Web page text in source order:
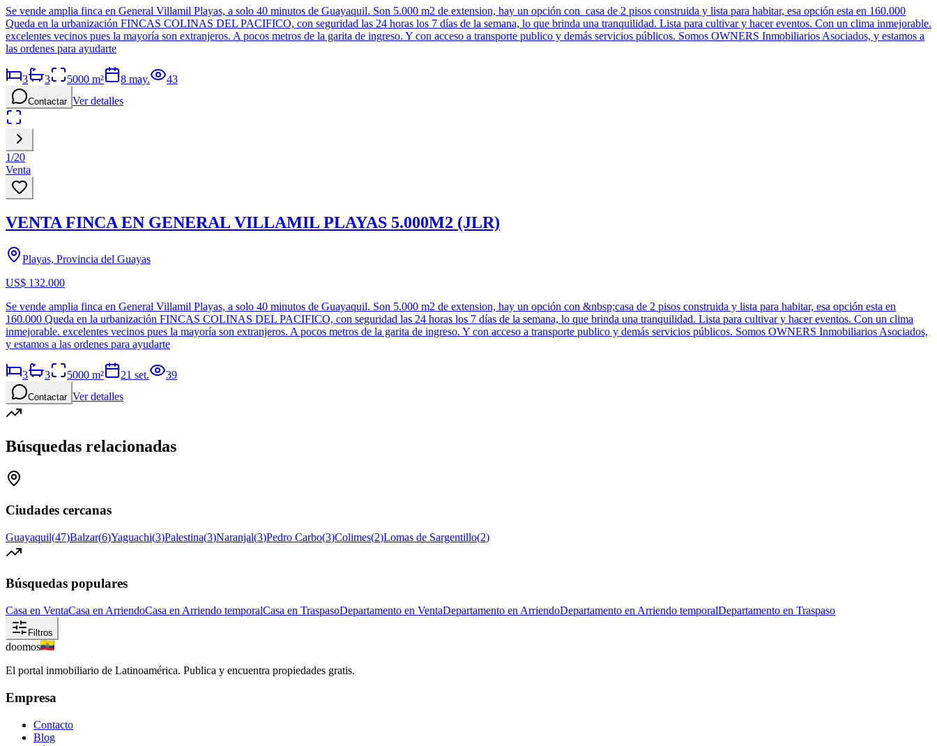
Se vende amplia finca en General Villamil Playas, a solo 40 minutos de Guayaquil. Son 5.000 m2 de extension, hay un opción con casa de 2 pisos construida y lista para habitar, esa opción esta en 160.000
Queda en la urbanización FINCAS COLINAS DEL PACIFICO, con seguridad las 24 horas los 7 días de la semana, lo que brinda una tranquilidad. Lista para cultivar y hacer eventos. Con un clima inmejorable.
excelentes vecinos pues la mayoría son extranjeros. A pocos metros de la garita de ingreso. Y con acceso a transporte publico y demás servicios públicos. Somos OWNERS Inmobiliarios Asociados, y estamos a
las ordenes para ayudarte
3 3 5000 m² 8 may. 43
Contactar Ver detalles
1/20
Venta
VENTA FINCA EN GENERAL VILLAMIL PLAYAS 5.000M2 (JLR)
Playas, Provincia del Guayas
US$ 132.000
Se vende amplia finca en General Villamil Playas, a solo 40 minutos de Guayaquil. Son 5.000 m2 de extension, hay un opción con &nbsp;casa de 2 pisos construida y lista para habitar, esa opción esta en
160.000 Queda en la urbanización FINCAS COLINAS DEL PACIFICO, con seguridad las 24 horas los 7 días de la semana, lo que brinda una tranquilidad. Lista para cultivar y hacer eventos. Con un clima
inmejorable. excelentes vecinos pues la mayoría son extranjeros. A pocos metros de la garita de ingreso. Y con acceso a transporte publico y demás servicios públicos. Somos OWNERS Inmobiliarios Asociados,
y estamos a las ordenes para ayudarte
3 3 5000 m² 21 set. 39
Contactar Ver detalles
Búsquedas relacionadas
Ciudades cercanas
Guayaquil(47)Balzar(6)Yaguachi(3)Palestina(3)Naranjal(3)Pedro Carbo(3)Colimes(2)Lomas de Sargentillo(2)
Búsquedas populares
Casa en VentaCasa en ArriendoCasa en Arriendo temporalCasa en TraspasoDepartamento en VentaDepartamento en ArriendoDepartamento en Arriendo temporalDepartamento en Traspaso
Filtros
doomos
El portal inmobiliario de Latinoamérica. Publica y encuentra propiedades gratis.
Empresa
Contacto
Blog